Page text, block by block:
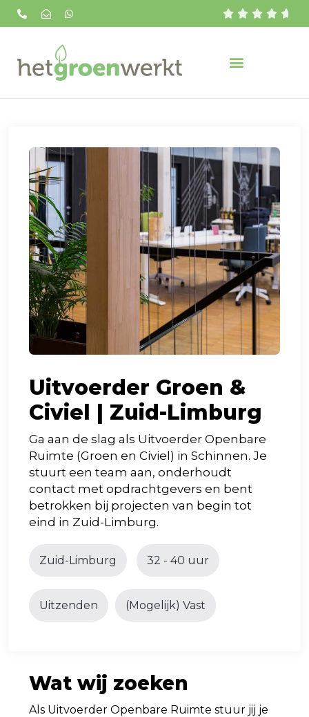
    
Uitvoerder Groen &
Civiel | Zuid-Limburg
Ga aan de slag als Uitvoerder Openbare
Ruimte (Groen en Civiel) in Schinnen. Je
stuurt een team aan, onderhoudt
contact met opdrachtgevers en bent
betrokken bij projecten van begin tot
eind in Zuid-Limburg.
Zuid-Limburg 32 - 40 uur
Uitzenden (Mogelijk) Vast
Wat wij zoeken
Als Uitvoerder Openbare Ruimte stuur jij je